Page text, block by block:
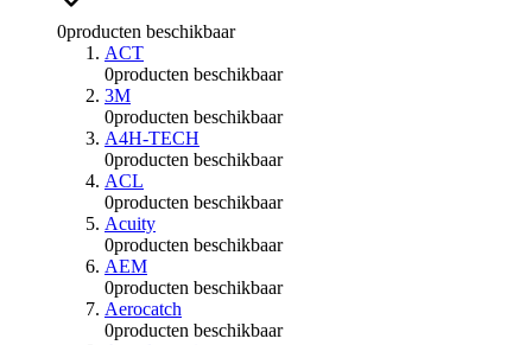
0producten beschikbaar
ACT
0producten beschikbaar
3M
0producten beschikbaar
A4H-TECH
0producten beschikbaar
ACL
0producten beschikbaar
Acuity
0producten beschikbaar
AEM
0producten beschikbaar
Aerocatch
0producten beschikbaar